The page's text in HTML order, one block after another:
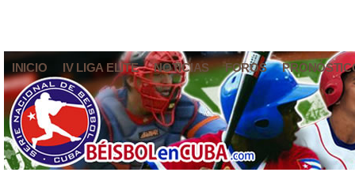
INICIO IV LIGA ELITE NOTICIAS FOROS